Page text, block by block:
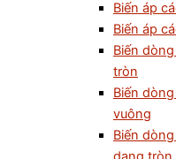
Biến áp
Biến áp
Biến
tròn
Biến
vuông
Biến